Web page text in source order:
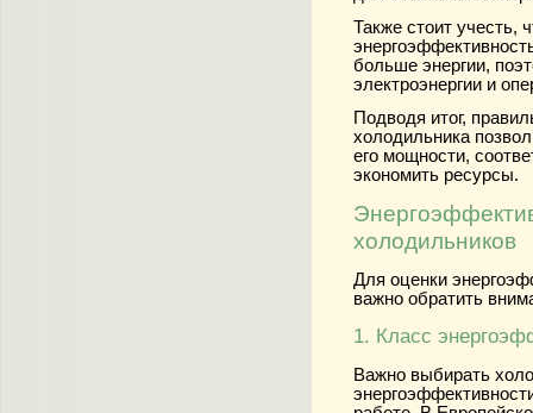
Также стоит учесть,
больше энергии,
электроэнергии и
Подводя итог,
холодильника
его мощности,
экономить ресурсы.
холодильников
Для оценки
важно обратить
1. Класс
Важно выбирать